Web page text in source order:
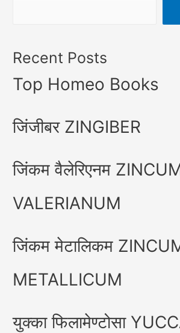
Recent Posts
Top Homeo Books
जिंजीबर ZINGIBER
जिंकम वैलेरिएनम
VALERIANUM
जिंकम मेटालिकम
METALLICUM
युक्का फिलामेण्टोसा